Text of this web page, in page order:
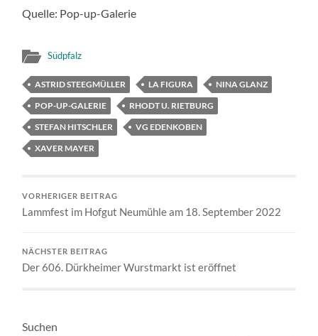
Quelle: Pop-up-Galerie
Südpfalz
ASTRID STEEGMÜLLER LA FIGURA
NINA GLANZ
POP-UP-GALERIE
RHODT U. RIETBURG
STEFAN HITSCHLER
VG EDENKOBEN
XAVER MAYER
VORHERIGER BEITRAG
Lammfest im Hofgut Neumühle am 18. September 2022
NÄCHSTER BEITRAG
Der 606. Dürkheimer Wurstmarkt ist eröffnet
Suchen